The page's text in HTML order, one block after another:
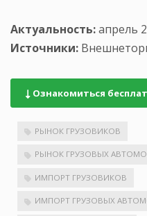
Актуальность:апрель
Источники:
Ознакомиться
РЫНОК ГРУЗОВИКОВ
РЫНОК ГРУЗОВЫХ
ИМПОРТ ГРУЗОВИКОВ
ИМПОРТ ГРУЗОВЫХ